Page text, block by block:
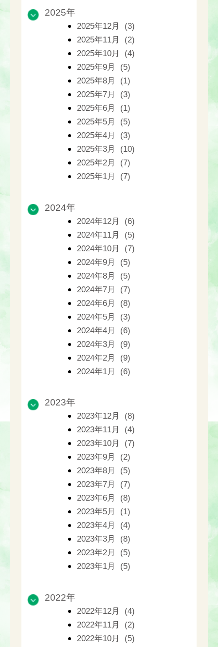
2025年
2025年12月 (3)
2025年11月 (2)
2025年10月 (4)
2025年9月 (5)
2025年8月 (1)
2025年7月 (3)
2025年6月 (1)
2025年5月 (5)
2025年4月 (3)
2025年3月 (10)
2025年2月 (7)
2025年1月 (7)
2024年
2024年12月 (6)
2024年11月 (5)
2024年10月 (7)
2024年9月 (5)
2024年8月 (5)
2024年7月 (7)
2024年6月 (8)
2024年5月 (3)
2024年4月 (6)
2024年3月 (9)
2024年2月 (9)
2024年1月 (6)
2023年
2023年12月 (8)
2023年11月 (4)
2023年10月 (7)
2023年9月 (2)
2023年8月 (5)
2023年7月 (7)
2023年6月 (8)
2023年5月 (1)
2023年4月 (4)
2023年3月 (8)
2023年2月 (5)
2023年1月 (5)
2022年
2022年12月 (4)
2022年11月 (2)
2022年10月 (5)